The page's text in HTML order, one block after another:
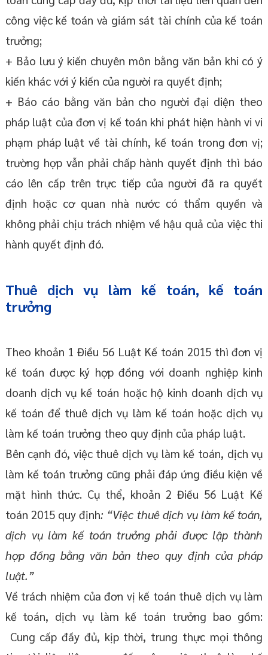
công việc kế toán và giám sát tài chính của kế toán
trưởng;
+ Bảo lưu ý kiến chuyên môn bằng văn bản khi có ý
kiến khác với ý kiến của người ra quyết định;
+ Báo cáo bằng văn bản cho người đại diện theo
pháp luật của đơn vị kế toán khi phát hiện hành vi vi
phạm pháp luật về tài chính, kế toán trong đơn vị;
trường hợp vẫn phải chấp hành quyết định thì báo
cáo lên cấp trên trực tiếp của người đã ra quyết
định hoặc cơ quan nhà nước có thẩm quyền và
không phải chịu trách nhiệm về hậu quả của việc thi
hành quyết định đó.
Thuê dịch vụ làm kế toán, kế toán
trưởng
Theo khoản 1 Điều 56 Luật Kế toán 2015 thì đơn vị
kế toán được ký hợp đồng với doanh nghiệp kinh
doanh dịch vụ kế toán hoặc hộ kinh doanh dịch vụ
kế toán để thuê dịch vụ làm kế toán hoặc dịch vụ
làm kế toán trưởng theo quy định của pháp luật.
Bên cạnh đó, việc thuê dịch vụ làm kế toán, dịch vụ
làm kế toán trưởng cũng phải đáp ứng điều kiện về
mặt hình thức. Cụ thể, khoản 2 Điều 56 Luật Kế
toán 2015 quy định: “Việc thuê dịch vụ làm kế toán,
dịch vụ làm kế toán trưởng phải được lập thành
hợp đồng bằng văn bản theo quy định của pháp
luật.”
Về trách nhiệm của đơn vị kế toán thuê dịch vụ làm
kế toán, dịch vụ làm kế toán trưởng bao gồm:
Cung cấp đầy đủ, kịp thời, trung thực mọi thông